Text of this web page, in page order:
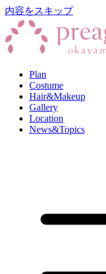
内容をスキップ
Plan
Costume
Hair&Makeup
Gallery
Location
News&Topics